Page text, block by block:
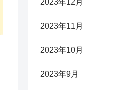
2023年12月
2023年11月
2023年10月
2023年9月